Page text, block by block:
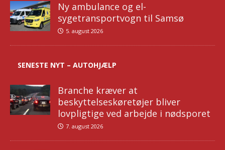
Ny ambulance og el-
sygetransportvogn til Samsø
5. august 2026
SENESTE NYT – AUTOHJÆLP
Branche kræver at
beskyttelseskøretøjer bliver
lovpligtige ved arbejde i nødsporet
7. august 2026